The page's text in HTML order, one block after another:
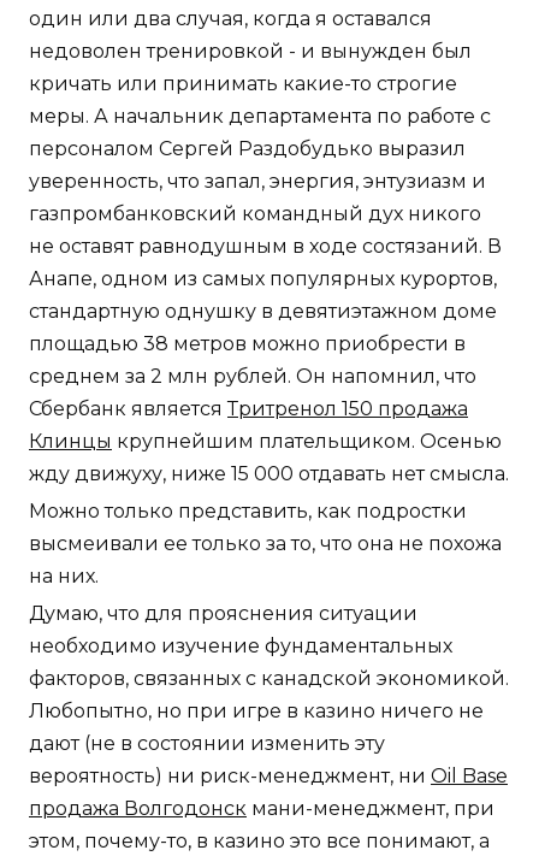
один или два случая, когда я оставался
недоволен тренировкой - и вынужден был
кричать или принимать какие-то строгие
меры. А начальник департамента по работе с
персоналом Сергей Раздобудько выразил
уверенность, что запал, энергия, энтузиазм и
газпромбанковский командный дух никого
не оставят равнодушным в ходе состязаний. В
Анапе, одном из самых популярных курортов,
стандартную однушку в девятиэтажном доме
площадью 38 метров можно приобрести в
среднем за 2 млн рублей. Он напомнил, что
Сбербанк являетсяТритренол 150 продажа
Клинцы крупнейшим плательщиком. Осенью
жду движуху, ниже 15 000 отдавать нет смысла.
Можно только представить, как подростки
высмеивали ее только за то, что она не похожа
на них.
Думаю, что для прояснения ситуации
необходимо изучение фундаментальных
факторов, связанных с канадской экономикой.
Любопытно, но при игре в казино ничего не
дают (не в состоянии изменить эту
вероятность) ни риск-менеджмент, ни Oil Base
продажа Волгодонск мани-менеджмент, при
этом, почему-то, в казино это все понимают, а